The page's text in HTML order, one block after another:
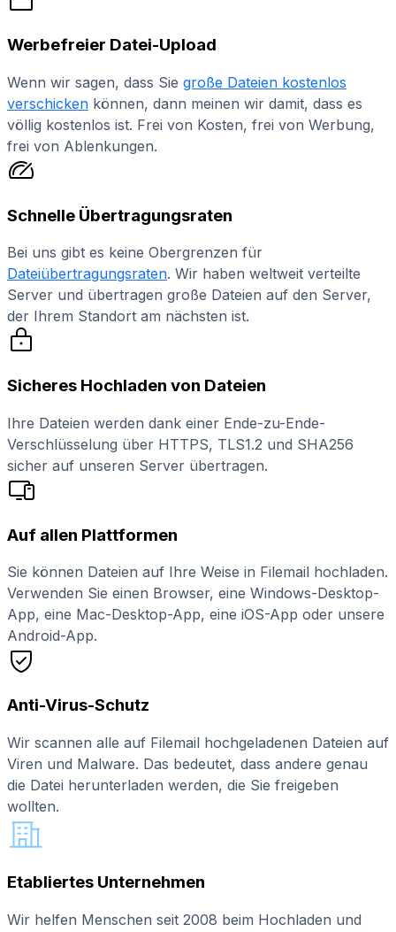
Werbefreier Datei-Upload
Wenn wir sagen, dass Sie große Dateien kostenlos
verschicken können, dann meinen wir damit, dass es
völlig kostenlos ist. Frei von Kosten, frei von Werbung,
frei von Ablenkungen.
Schnelle Übertragungsraten
Bei uns gibt es keine Obergrenzen für
Dateiübertragungsraten. Wir haben weltweit verteilte
Server und übertragen große Dateien auf den Server,
der Ihrem Standort am nächsten ist.
Sicheres Hochladen von Dateien
Ihre Dateien werden dank einer Ende-zu-Ende-
Verschlüsselung über HTTPS, TLS1.2 und SHA256
sicher auf unseren Server übertragen.
Auf allen Plattformen
Sie können Dateien auf Ihre Weise in Filemail hochladen.
Verwenden Sie einen Browser, eine Windows-Desktop-
App, eine Mac-Desktop-App, eine iOS-App oder unsere
Android-App.
Anti-Virus-Schutz
Wir scannen alle auf Filemail hochgeladenen Dateien auf
Viren und Malware. Das bedeutet, dass andere genau
die Datei herunterladen werden, die Sie freigeben
wollten.
Etabliertes Unternehmen
Wir helfen Menschen seit 2008 beim Hochladen und